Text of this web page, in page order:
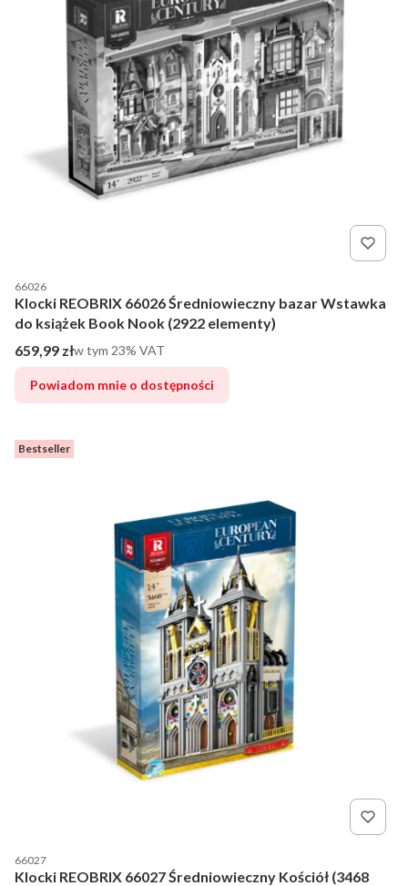
Kod producenta
66026
Klocki REOBRIX 66026 Średniowieczny bazar Wstawka
do książek Book Nook (2922 elementy)
Cena brutto
659,99 złw tym %s VAT
w tym 23% VAT
Powiadom mnie o dostępności
Bestseller
Kod producenta
66027
Klocki REOBRIX 66027 Średniowieczny Kościół (3468